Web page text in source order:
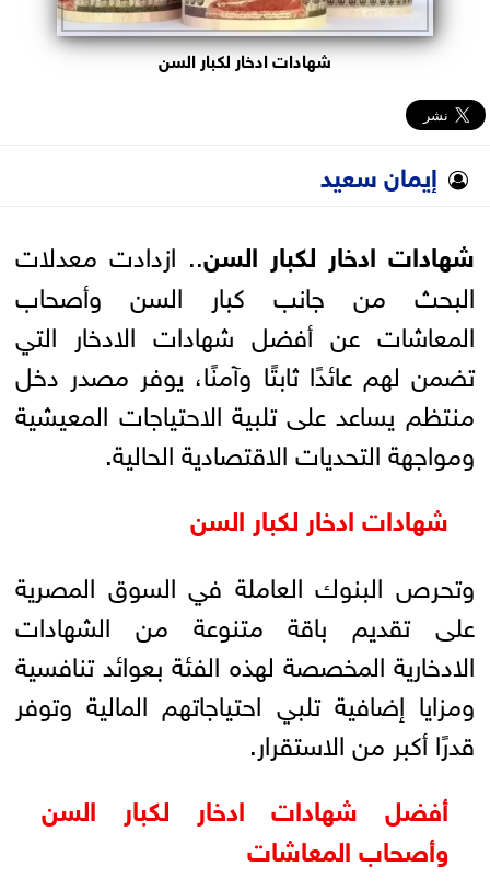
شهادات ادخار لكبار السن
إيمان سعيد
شهادات ادخار لكبار السن.. ازدادت معدلات
البحث من جانب كبار السن وأصحاب
المعاشات عن أفضل شهادات الادخار التي
تضمن لهم عائدًا ثابتًا وآمنًا، يوفر مصدر دخل
منتظم يساعد على تلبية الاحتياجات المعيشية
ومواجهة التحديات الاقتصادية الحالية.
شهادات ادخار لكبار السن
وتحرص البنوك العاملة في السوق المصرية
على تقديم باقة متنوعة من الشهادات
الادخارية المخصصة لهذه الفئة بعوائد تنافسية
ومزايا إضافية تلبي احتياجاتهم المالية وتوفر
قدرًا أكبر من الاستقرار.
أفضل شهادات ادخار لكبار السن
وأصحاب المعاشات